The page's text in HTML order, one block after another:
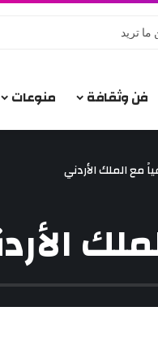
فن وثقافة منوعات
مع الملك الأردني